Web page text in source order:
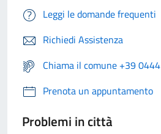
Leggi le domande frequenti
Richiedi Assistenza
Chiama il comune +39
Prenota un appuntamento
Problemi in città